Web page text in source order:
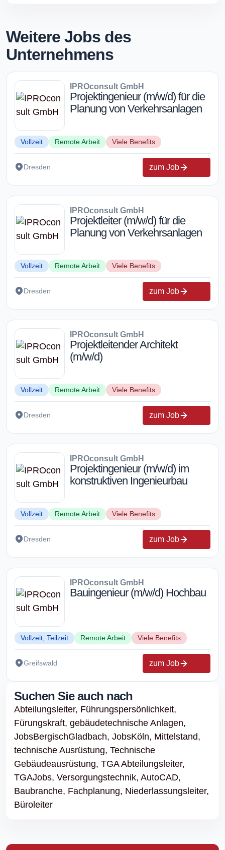
Weitere Jobs des
Unternehmens
IPROconsult GmbH
Projektingenieur (m/w/d) für die
Planung von Verkehrsanlagen
Vollzeit Remote Arbeit Viele Benefits
Dresden zum Job
IPROconsult GmbH
Projektleiter (m/w/d) für die
Planung von Verkehrsanlagen
Vollzeit Remote Arbeit Viele Benefits
Dresden zum Job
IPROconsult GmbH
Projektleitender Architekt
(m/w/d)
Vollzeit Remote Arbeit Viele Benefits
Dresden zum Job
IPROconsult GmbH
Projektingenieur (m/w/d) im
konstruktiven Ingenieurbau
Vollzeit Remote Arbeit Viele Benefits
Dresden zum Job
IPROconsult GmbH
Bauingenieur (m/w/d) Hochbau
Vollzeit, Teilzeit Remote Arbeit Viele Benefits
Greifswald zum Job
Suchen Sie auch nach
Abteilungsleiter, Führungspersönlichkeit,
Fürungskraft, gebäudetechnische Anlagen,
JobsBergischGladbach, JobsKöln, Mittelstand,
technische Ausrüstung, Technische
Gebäudeausrüstung, TGA Abteilungsleiter,
TGAJobs, Versorgungstechnik, AutoCAD,
Baubranche, Fachplanung, Niederlassungsleiter,
Büroleiter